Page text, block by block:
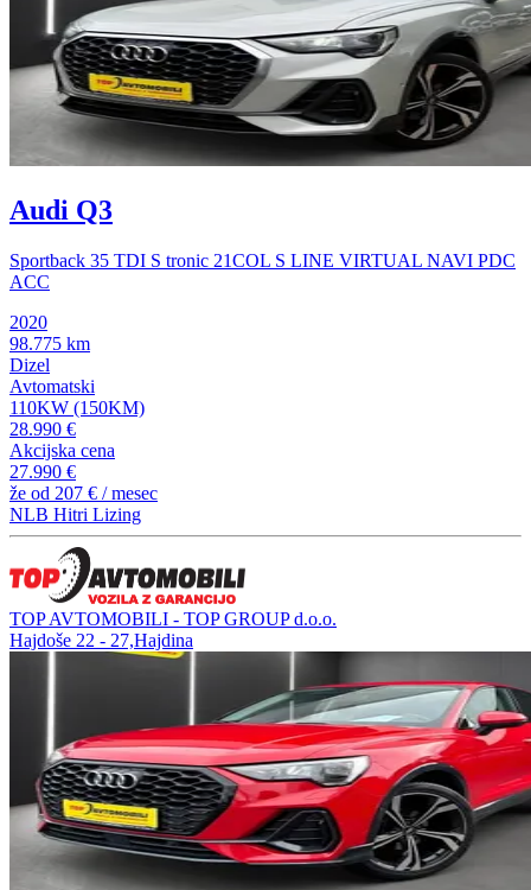
Audi Q3
Sportback 35 TDI S tronic 21COL S LINE VIRTUAL NAVI PDC
ACC
2020
98.775 km
Dizel
Avtomatski
110KW (150KM)
28.990 €
Akcijska cena
27.990 €
že od 207 € / mesec
NLB Hitri Lizing
TOP AVTOMOBILI - TOP GROUP d.o.o.
Hajdoše 22 - 27,Hajdina